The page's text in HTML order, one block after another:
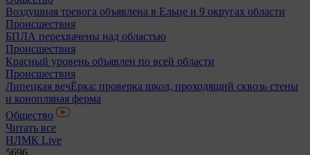
Воздушная тревога объявлена в Ельце и 9 округах области
Происшествия
БПЛА перехвачены над областью
Происшествия
Красный уровень объявлен по всей области
Происшествия
Липецкая вечЁрка: проверка школ, проходящий сквозь стены
и конопляная ферма
Общество
Читать все
НЛМК Live
5696